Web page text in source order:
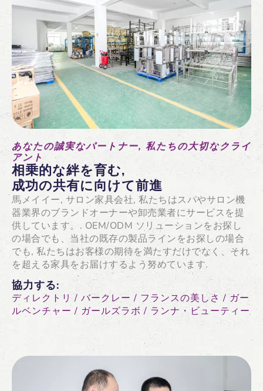
あなたの誠実なパートナー, 私たちの大切なクライ
アント
相乗的な絆を育む,
成功の共有に向けて前進
馬メイイー, サロン家具会社, 私たちはスパやサロン機
器業界のブランドオーナーや卸売業者にサービスを提
供しています。. OEM/ODM ソリューションをお探し
の場合でも、当社の既存の製品ラインをお探しの場合
でも, 私たちはお客様の期待を満たすだけでなく、それ
を超える家具をお届けするよう努めています.
協力する:
ディレクトリ / バークレー / フランスの美しさ / ガー
ルベンチャー / ガールズラボ / ランナ・ビューティー